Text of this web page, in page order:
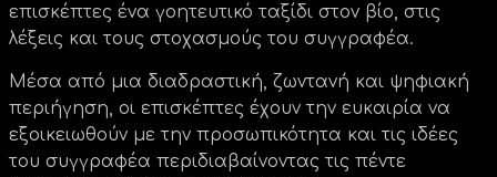
επισκέπτες ένα γοητευτικό ταξίδι στον βίο, στις
λέξεις και τους στοχασμούς του συγγραφέα.
Μέσα από μια διαδραστική, ζωντανή και ψηφιακή
περιήγηση, οι επισκέπτες έχουν την ευκαιρία να
εξοικειωθούν με την προσωπικότητα και τις ιδέες
του συγγραφέα περιδιαβαίνοντας τις πέντε